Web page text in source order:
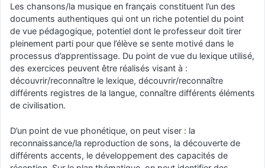
Les chansons/la musique en français constituent l’un des
documents authentiques qui ont un riche potentiel du point
de vue pédagogique, potentiel dont le professeur doit tirer
pleinement parti pour que l’élève se sente motivé dans le
processus d’apprentissage. Du point de vue du lexique utilisé,
des exercices peuvent être réalisés visant à :
découvrir/reconnaître le lexique, découvrir/reconnaître
différents registres de la langue, connaître différents éléments
de civilisation.
D’un point de vue phonétique, on peut viser : la
reconnaissance/la reproduction de sons, la découverte de
différents accents, le développement des capacités de